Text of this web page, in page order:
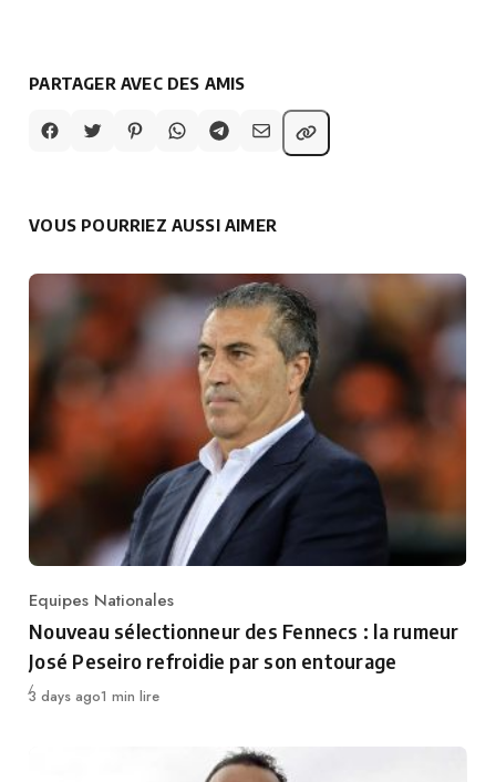
PARTAGER AVEC DES AMIS
VOUS POURRIEZ AUSSI AIMER
Category
Equipes Nationales
Nouveau sélectionneur des Fennecs : la rumeur
José Peseiro refroidie par son entourage
Publié
3 days ago1 min lire